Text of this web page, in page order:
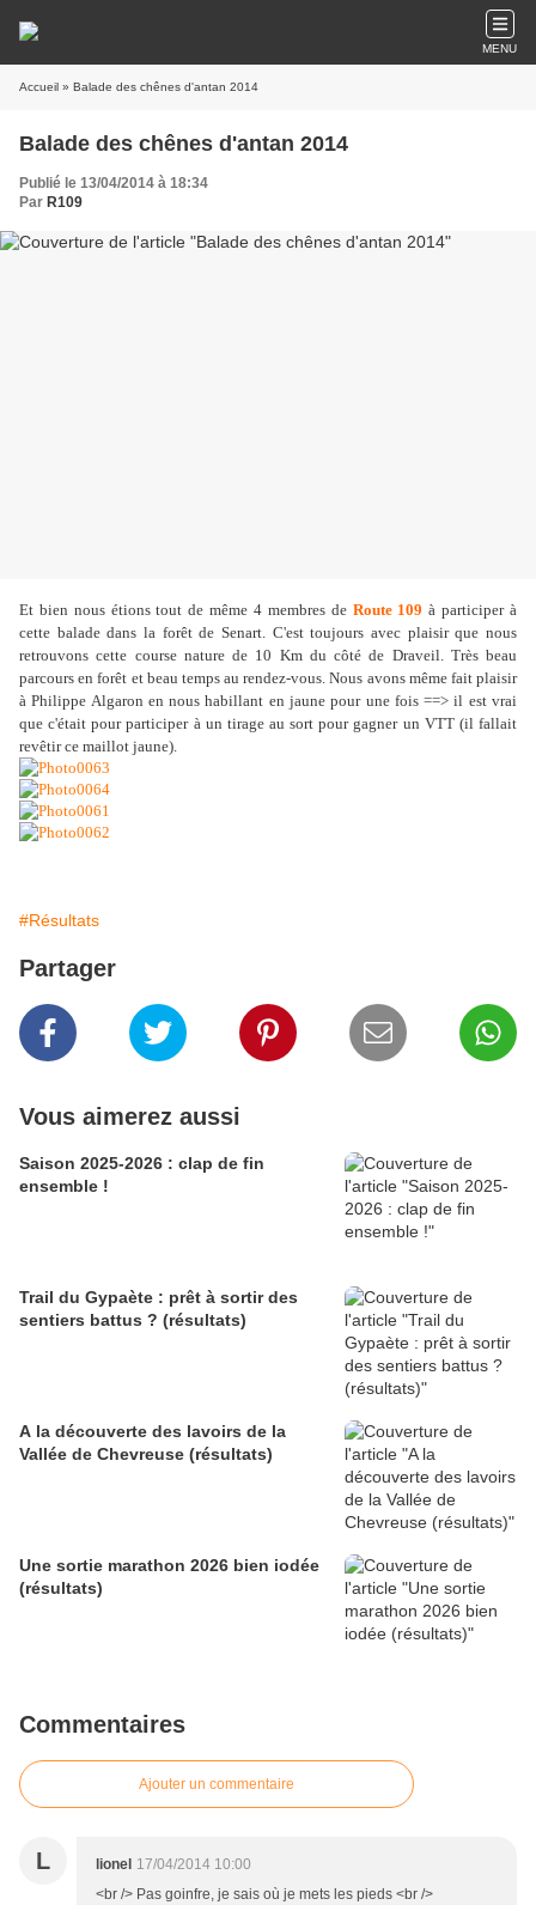
MENU
Accueil » Balade des chênes d'antan 2014
Balade des chênes d'antan 2014
Publié le 13/04/2014 à 18:34
Par R109
Et bien nous étions tout de même 4 membres de Route 109 à participer à
cette balade dans la forêt de Senart. C'est toujours avec plaisir que nous
retrouvons cette course nature de 10 Km du côté de Draveil. Très beau
parcours en forêt et beau temps au rendez-vous. Nous avons même fait plaisir
à Philippe Algaron en nous habillant en jaune pour une fois ==> il est vrai
que c'était pour participer à un tirage au sort pour gagner un VTT (il fallait
revêtir ce maillot jaune).
#Résultats
Partager
Vous aimerez aussi
Saison 2025-2026 : clap de fin
ensemble !
Trail du Gypaète : prêt à sortir des
sentiers battus ? (résultats)
A la découverte des lavoirs de la
Vallée de Chevreuse (résultats)
Une sortie marathon 2026 bien iodée
(résultats)
Commentaires
Ajouter un commentaire
L lionel 17/04/2014 10:00
<br /> Pas goinfre, je sais où je mets les pieds <br />